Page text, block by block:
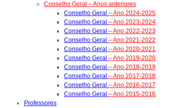
Conselho Geral – Anos anteriores
Conselho Geral – Ano 2024-2025
Conselho Geral – Ano 2023-2024
Conselho Geral – Ano 2022-2023
Conselho Geral – Ano 2021-2022
Conselho Geral – Ano 2020-2021
Conselho Geral – Ano 2019-2020
Conselho Geral – Ano 2018-2019
Conselho Geral – Ano 2017-2018
Conselho Geral – Ano 2016-2017
Conselho Geral – Ano 2015-2016
Professores